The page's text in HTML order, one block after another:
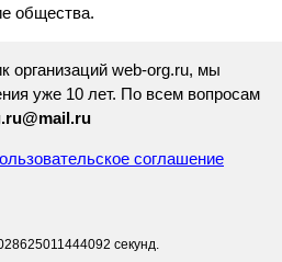
общества.
организаций web-org.ru, мы
уже 10 лет. По всем вопросам
соглашение
секунд.